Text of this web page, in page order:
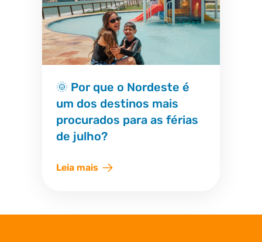
🌞 Por que o Nordeste é
um dos destinos mais
procurados para as férias
de julho?
Leia mais